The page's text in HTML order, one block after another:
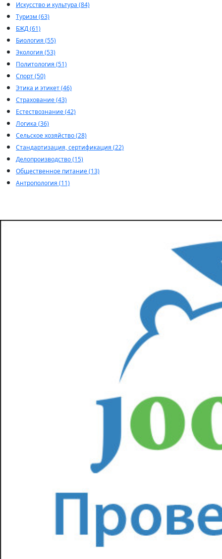
Искусство и культура (84)
Туризм (63)
БЖД (61)
Биология (55)
Экология (53)
Политология (51)
Спорт (50)
Этика и этикет (46)
Страхование (43)
Естествознание (42)
Логика (36)
Сельское хозяйство (28)
Стандартизация, сертификация (22)
Делопроизводство (15)
Общественное питание (13)
Антропология (11)